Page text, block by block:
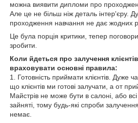
можна виявити дипломи про
Але це не більш ніж деталь інтер'єру.
проходження навчання не дає жодних
Це була порція критики, тепер
зробити.
Коли йдеться про залучення
враховувати основні правила:
1. Готовність приймати клієнтів. Дуже
що клієнтів ми готові залучати, а от
Майстрів не може бути в салоні, або
зайняті, тому будь-які спроби
немає.